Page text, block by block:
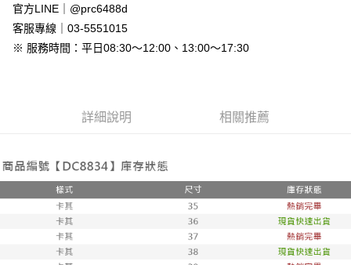
付款後全家取貨
免運費
7-11付款取貨
每筆NT$90，滿NT$999(含以上)免運費
離島郵局配送
每筆NT$90，滿NT$999(含以上)免運費
【宇迅國際】限一般住址，不支援智能櫃 查看運費
官方LINE｜@prc6488d
客服專線｜03-5551015
※ 服務時間：平日08:30～12:00、13:00～17:30
詳細說明 相關推薦